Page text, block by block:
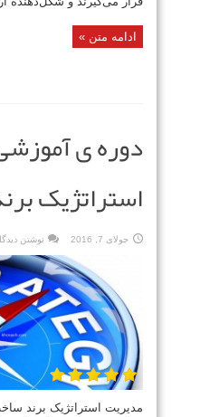
ادامه متن »
دوره ی
استراتژیک
جولای 7, 2016 نوشتن
مدیریت استراتژیک برند